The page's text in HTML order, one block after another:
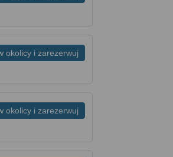
okolicy i zarezerwuj
okolicy i zarezerwuj